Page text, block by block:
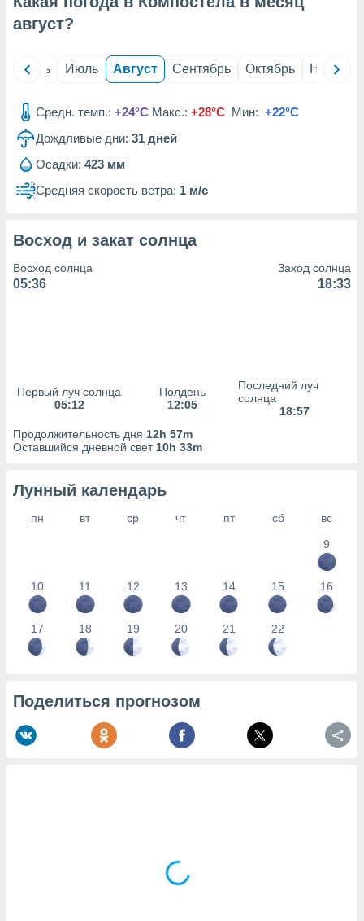
из
данных
наших 1199
август?
Июнь Июль Август Сентябрь Октябрь Ноябрь
Средн. темп.: +24°C Макс.: +28°C Мин: +22°C
Дождливые дни: 31 дней
Осадки: 423 мм
Средняя скорость ветра: 1 м/с
Восход и закат солнца
Восход солнца
05:36
Заход солнца
18:33
Первый луч солнца
05:12
Полдень
12:05
Последний луч
солнца
18:57
Продолжительность дня 12h 57m
Оставшийся дневной свет 10h 33m
Лунный календарь
пн вт ср чт пт сб
вс
9
10 11 12 13 14 15 16
17 18 19 20 21 22
Поделиться прогнозом